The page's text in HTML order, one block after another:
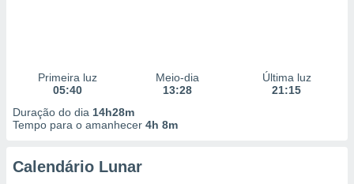
Primeira luz
05:40
Meio-dia
13:28
Última luz
21:15
Duração do dia 14h28m
Tempo para o amanhecer 4h 8m
Calendário Lunar